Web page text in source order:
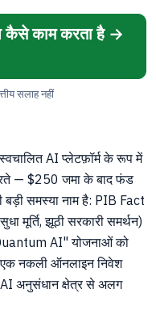
काम करता है →
सलाह नहीं
AI प्लेटफ़ॉर्म के रूप में
— $250 जमा के बाद फंड
बड़ी समस्या नाम है: PIB Fact
मूर्ति, झूठी सरकारी समर्थन)
AI" योजनाओं को
नकली ऑनलाइन निवेश
अनुसंधान क्षेत्र से अलग